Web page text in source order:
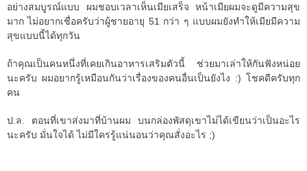
อย่างสมบูรณ์แบบ ผมชอบเวลาเห็นเมียเสร็จ หน้าเมียผมจะดูมีความสุข
มาก ไม่อยากเชื่อครับว่าผู้ชายอายุ 51 กว่า ๆ แบบผมยังทำให้เมียมีความ
สุขแบบนี้ได้ทุกวัน
ถ้าคุณเป็นคนหนึ่งที่เคยเกินอาหารเสริมตัวนี้ ช่วยมาเล่าให้กันฟังหน่อย
นะครับ ผมอยากรู้เหมือนกันว่าเรื่องของคนอื่นเป็นยังไง :) โชคดีครับทุก
คน
ป.ล. ตอนที่เขาส่งมาที่บ้านผม บนกล่องพัสดุเขาไม่ได้เขียนว่าเป็นอะไร
นะครับ มั่นใจได้ ไม่มีใครรู้แน่นอนว่าคุณสั่งอะไร ;)